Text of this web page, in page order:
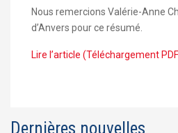
Nous remercions Valérie-Anne
d’Anvers pour ce résumé.
Lire l’article (Téléchargement
Dernières nouvelles